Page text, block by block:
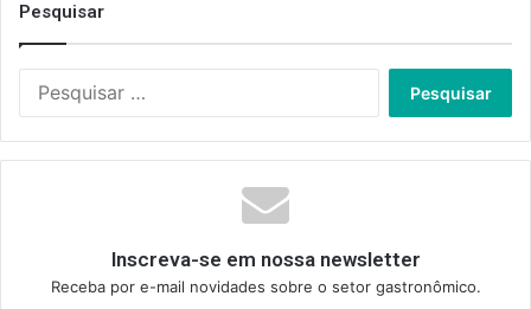
Pesquisar
Inscreva-se em nossa newsletter
Receba por e-mail novidades sobre o setor gastronômico.